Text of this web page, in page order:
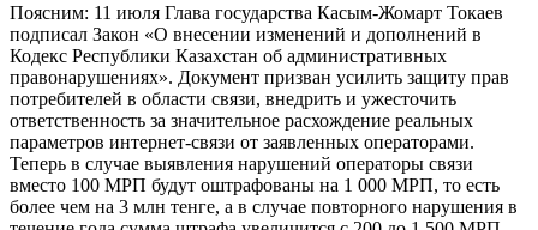
Поясним: 11 июля Глава государства Касым-Жомарт Токаев
подписал Закон «О внесении изменений и дополнений в
Кодекс Республики Казахстан об административных
правонарушениях». Документ призван усилить защиту прав
потребителей в области связи, внедрить и ужесточить
ответственность за значительное расхождение реальных
параметров интернет-связи от заявленных операторами.
Теперь в случае выявления нарушений операторы связи
вместо 100 МРП будут оштрафованы на 1 000 МРП, то есть
более чем на 3 млн тенге, а в случае повторного нарушения в